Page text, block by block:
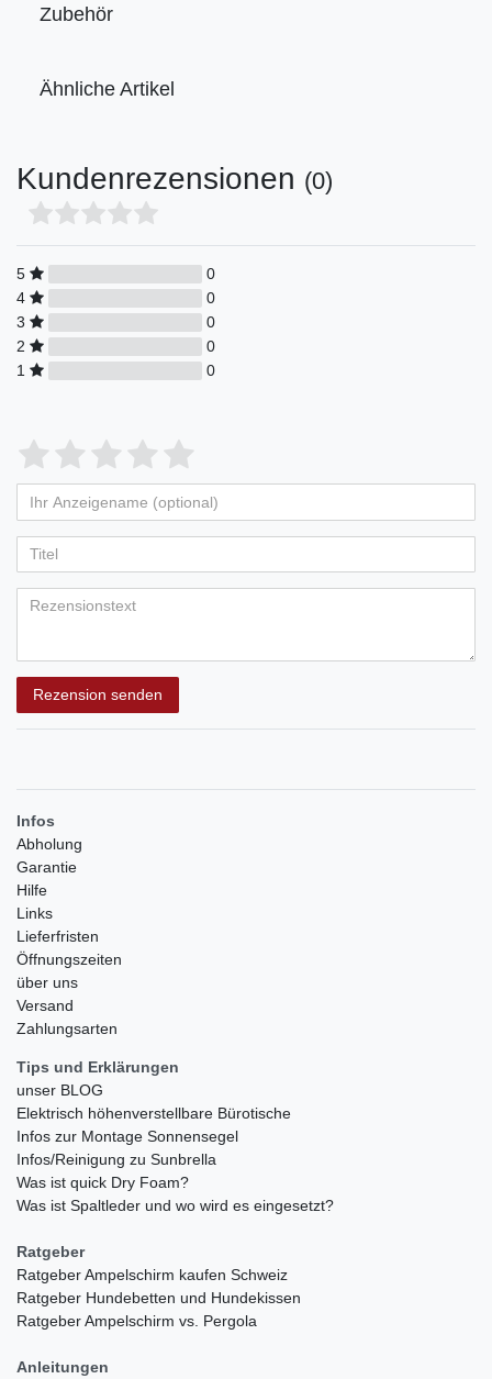
Zubehör
Ähnliche Artikel
Kundenrezensionen (0)
5
0
4
0
3
0
2
0
1
0
Bewertungssterne
von
5
Bewertungssternen
4
von
5
Bewertungssternen
3
von
5
Bewertungssternen
2
von
5
Bewertungssternen
1
von
5
Bewertungssternen
Anzeigename
(optional)
Rezension senden
Infos
Abholung
Garantie
Hilfe
Links
Lieferfristen
Öffnungszeiten
über uns
Versand
Zahlungsarten
Tips und Erklärungen
unser BLOG
Elektrisch höhenverstellbare Bürotische
Infos zur Montage Sonnensegel
Infos/Reinigung zu Sunbrella
Was ist quick Dry Foam?
Was ist Spaltleder und wo wird es eingesetzt?
Ratgeber
Ratgeber Ampelschirm kaufen Schweiz
Ratgeber Hundebetten und Hundekissen
Ratgeber Ampelschirm vs. Pergola
Anleitungen